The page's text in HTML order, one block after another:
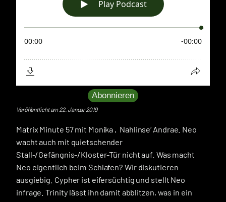
Abonnieren
Veröffentlicht am 22. Januar 2019
Matrix Minute 57 mit Monika ‚Nahlinse‘ Andrae. Neo
wacht auch mit quietschender
Stall-/Gefängnis-/Kloster-Tür nicht auf. Was macht
Neo eigentlich beim Schlafen? Wir diskutieren
ausgiebig. Cypher ist eifersüchtig und stellt Neo
infrage. Trinity lässt ihn damit abblitzen, was in ein